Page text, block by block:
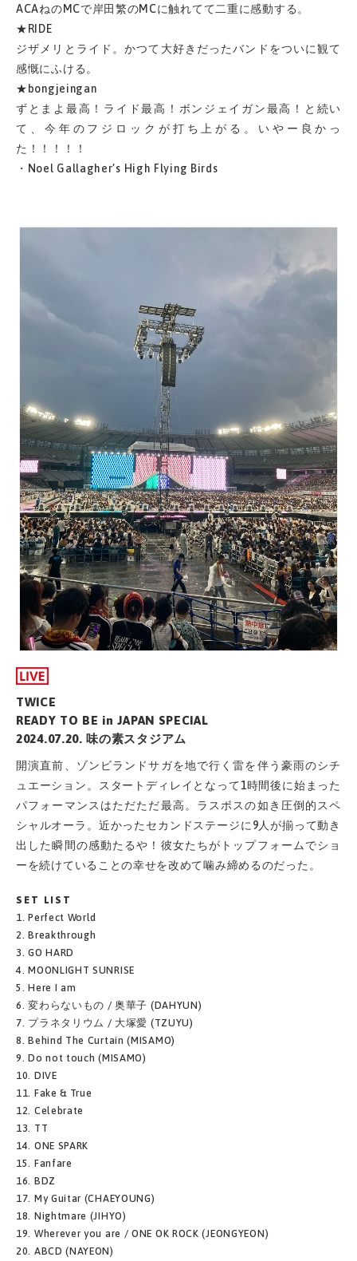
ACAねのMCで岸田繁のMCに触れてて二重に感動する。
★RIDE
ジザメリとライド。かつて大好きだったバンドをついに観て
感慨にふける。
★bongjeingan
ずとまよ最高！ライド最高！ボンジェイガン最高！と続い
て、今年のフジロックが打ち上がる。いやー良かっ
た！！！！！
・Noel Gallagher’s High Flying Birds
TWICE
READY TO BE in JAPAN SPECIAL
2024.07.20. 味の素スタジアム
開演直前、ゾンビランドサガを地で行く雷を伴う豪雨のシチ
ュエーション。スタートディレイとなって1時間後に始まった
パフォーマンスはただただ最高。ラスボスの如き圧倒的スペ
シャルオーラ。近かったセカンドステージに9人が揃って動き
出した瞬間の感動たるや！彼女たちがトップフォームでショ
ーを続けていることの幸せを改めて噛み締めるのだった。
SET LIST
1. Perfect World
2. Breakthrough
3. GO HARD
4. MOONLIGHT SUNRISE
5. Here I am
6. 変わらないもの / 奥華子 (DAHYUN)
7. プラネタリウム / 大塚愛 (TZUYU)
8. Behind The Curtain (MISAMO)
9. Do not touch (MISAMO)
10. DIVE
11. Fake & True
12. Celebrate
13. TT
14. ONE SPARK
15. Fanfare
16. BDZ
17. My Guitar (CHAEYOUNG)
18. Nightmare (JIHYO)
19. Wherever you are / ONE OK ROCK (JEONGYEON)
20. ABCD (NAYEON)